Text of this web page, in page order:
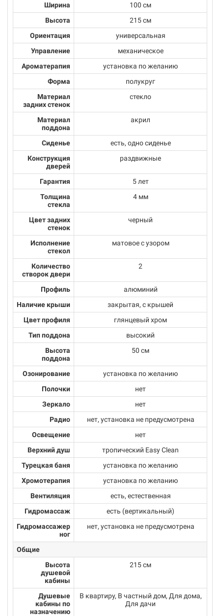
Ширина
100 см
Высота
215 см
Ориентация
универсальная
Управление
механическое
Ароматерапия
установка по желанию
Форма
полукруг
Материал
задних стенок
стекло
Материал
поддона
акрил
Сиденье
есть, одно сиденье
Конструкция
дверей
раздвижные
Гарантия
5 лет
Толщина
стекла
4 мм
Цвет задних
стенок
черный
Исполнение
стекол
матовое с узором
Количество
створок двери
2
Профиль
алюминий
Наличие крыши
закрытая, с крышей
Цвет профиля
глянцевый хром
Тип поддона
высокий
Высота
поддона
50 см
Озонирование
установка по желанию
Полочки
нет
Зеркало
нет
Радио
нет, установка не предусмотрена
Освещение
нет
Верхний душ
тропический Easy Clean
Турецкая баня
установка по желанию
Хромотерапия
установка по желанию
Вентиляция
есть, естественная
Гидромассаж
есть (вертикальный)
Гидромассажер
ног
нет, установка не предусмотрена
Общие
Высота
душевой
кабины
215 см
Душевые
кабины по
назначению
В квартиру, В частный дом, Для дома,
Для дачи